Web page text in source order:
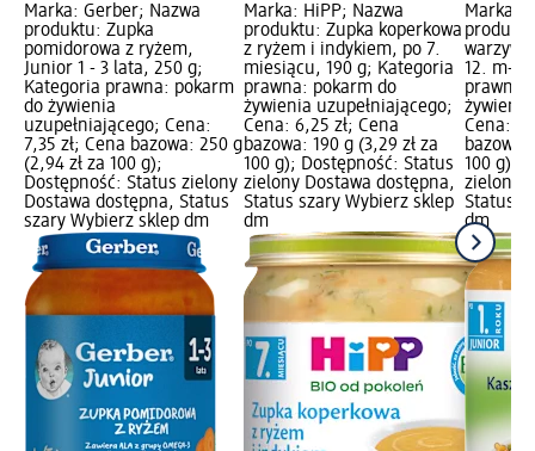
Marka: Gerber; Nazwa
produktu: Zupka
pomidorowa z ryżem,
Junior 1 - 3 lata, 250 g;
Kategoria prawna: pokarm
do żywienia
uzupełniającego; Cena:
7,35 zł; Cena bazowa: 250 g
(2,94 zł za 100 g);
Dostępność: Status zielony
Dostawa dostępna, Status
szary Wybierz sklep dm
Marka: HiPP; Nazwa
produktu: Zupka koperkowa
z ryżem i indykiem, po 7.
miesiącu, 190 g; Kategoria
prawna: pokarm do
żywienia uzupełniającego;
Cena: 6,25 zł; Cena
bazowa: 190 g (3,29 zł za
100 g); Dostępność: Status
zielony Dostawa dostępna,
Status szary Wybierz sklep
dm
Marka:
12. m-
prawna:
Cena:
bazowa:
100 g);
zielony
Status
dm